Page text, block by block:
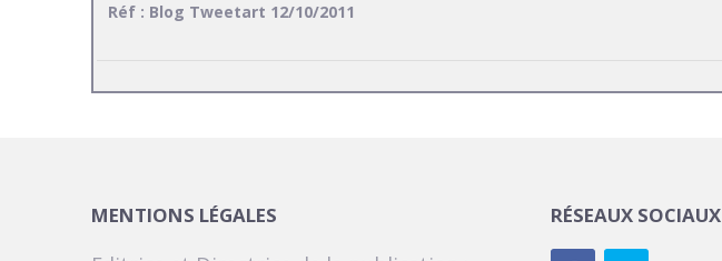
Réf : Blog Tweetart 12/10/2011
MENTIONS LÉGALES RÉSEAUX SOCIAUX